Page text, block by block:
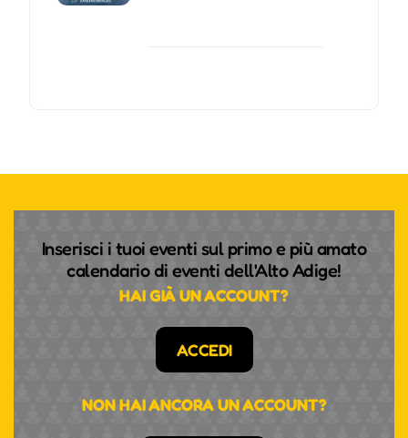
Inserisci i tuoi eventi sul primo e più amato
calendario di eventi dell'Alto Adige!
HAI GIÀ UN ACCOUNT?
ACCEDI
NON HAI ANCORA UN ACCOUNT?